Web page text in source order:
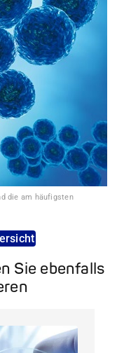
die am häufigsten
Sie ebenfalls